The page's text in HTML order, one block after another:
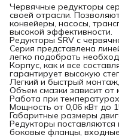
Червячные редукторы
своей отрасли.
конвейеры, насосы,
высокой эффективности.
Редукторы SRV с
Серия представлена
легко подобрать
Корпус, как и все
гарантирует высокую
Легкий и быстрый
Объем смазки зависит
Работа при
Мощность от 0,06 кВт до
Габаритные размеры
Редукторы
боковые фланцы,